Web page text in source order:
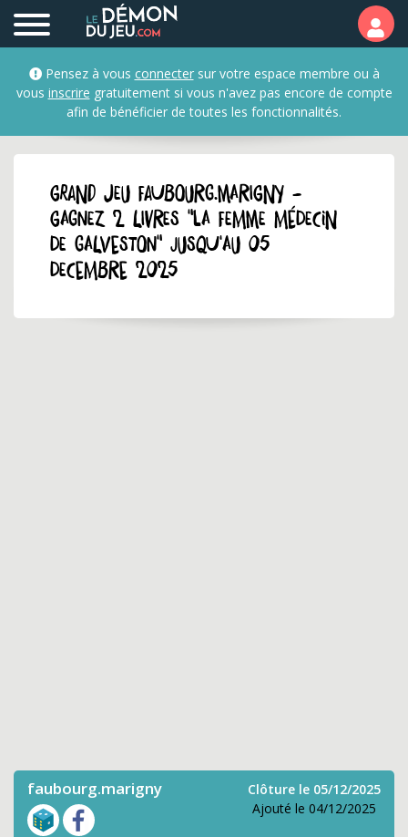
Pensez à vous connectersur votre espace membre ou à
vous inscrire gratuitement si vous n'avez pas encore de compte
afin de bénéficier de toutes les fonctionnalités.
GRAND JEU faubourg.marigny -
Gagnez 2 livres "La femme médecin
de Galveston" jusqu'au 05
decembre 2025
faubourg.marigny
Clôture le 05/12/2025
Ajouté le 04/12/2025